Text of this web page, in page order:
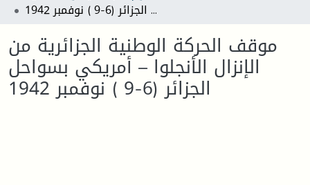
موقف الحركة الوطنية الجزائرية من الإنزال الأنجلوا – أمريكي بسواحل الجزائر (6-9 ) نوفمبر 1942
موقف الحركة الوطنية الجزائرية من
الإنزال الأنجلوا – أمريكي بسواحل
الجزائر (6-9 ) نوفمبر 1942